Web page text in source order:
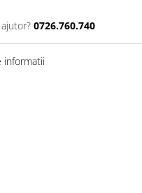
0726.760.740
informatii